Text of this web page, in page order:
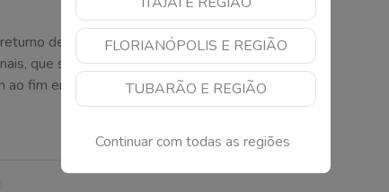
FLORIANÓPOLIS E REGIÃO
TUBARÃO E REGIÃO
Continuar com todas as regiões
dentro de seus grupos respectivos. Os dois
que serão decididas em confrontos de ida e
ao fim em novembro deste ano.